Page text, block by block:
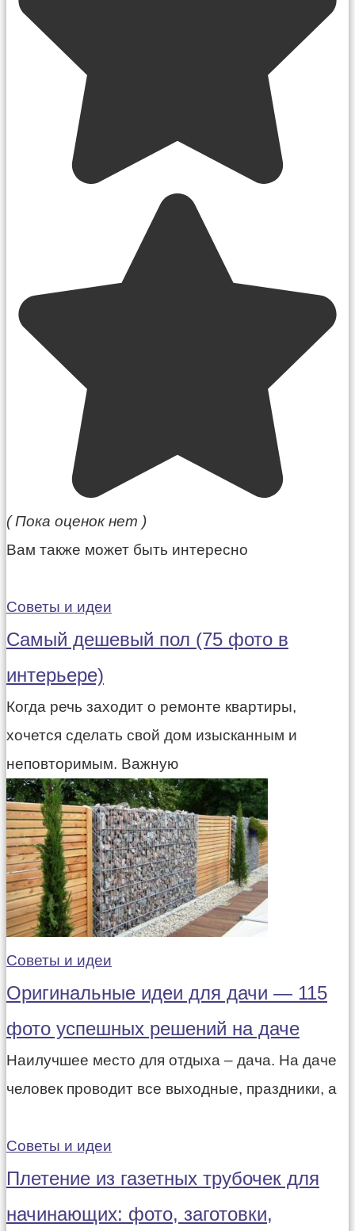
( Пока оценок нет )
Вам также может быть интересно
Советы и идеи
Самый дешевый пол (75 фото в
интерьере)
Когда речь заходит о ремонте квартиры,
хочется сделать свой дом изысканным и
неповторимым. Важную
Советы и идеи
Оригинальные идеи для дачи — 115
фото успешных решений на даче
Наилучшее место для отдыха – дача. На даче
человек проводит все выходные, праздники, а
Советы и идеи
Плетение из газетных трубочек для
начинающих: фото, заготовки,